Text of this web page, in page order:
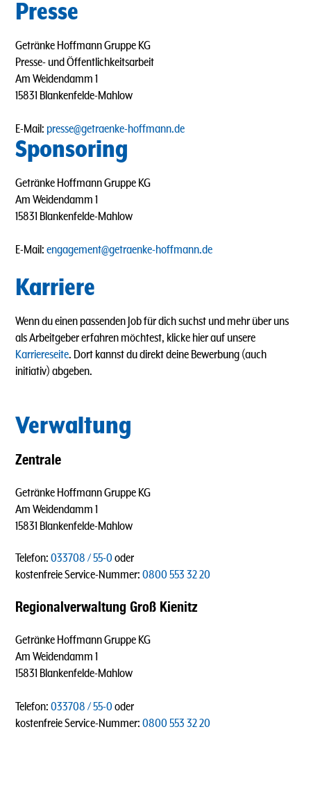
Presse
Getränke Hoffmann Gruppe KG
Presse- und Öffentlichkeitsarbeit
Am Weidendamm 1
15831 Blankenfelde-Mahlow
E-Mail: presse@getraenke-hoffmann.de
Sponsoring
Getränke Hoffmann Gruppe KG
Am Weidendamm 1
15831 Blankenfelde-Mahlow
E-Mail: engagement@getraenke-hoffmann.de
Karriere
Wenn du einen passenden Job für dich suchst und mehr über uns
als Arbeitgeber erfahren möchtest, klicke hier auf unsere
Karriereseite. Dort kannst du direkt deine Bewerbung (auch
initiativ) abgeben.
Verwaltung
Zentrale
Getränke Hoffmann Gruppe KG
Am Weidendamm 1
15831 Blankenfelde-Mahlow
Telefon: 033708 / 55-0 oder
kostenfreie Service-Nummer: 0800 553 32 20
Regionalverwaltung Groß Kienitz
Getränke Hoffmann Gruppe KG
Am Weidendamm 1
15831 Blankenfelde-Mahlow
Telefon: 033708 / 55-0 oder
kostenfreie Service-Nummer: 0800 553 32 20